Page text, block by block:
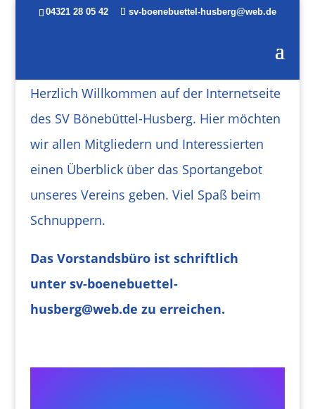
04321 28 05 42 sv-boenebuettel-husberg@web.de
Herzlich Willkommen auf der Internetseite
des SV Bönebüttel-Husberg. Hier möchten
wir allen Mitgliedern und Interessierten
einen Überblick über das Sportangebot
unseres Vereins geben. Viel Spaß beim
Schnuppern.
Das Vorstandsbüro ist schriftlich
unter sv-boenebuettel-
husberg@web.de zu erreichen.